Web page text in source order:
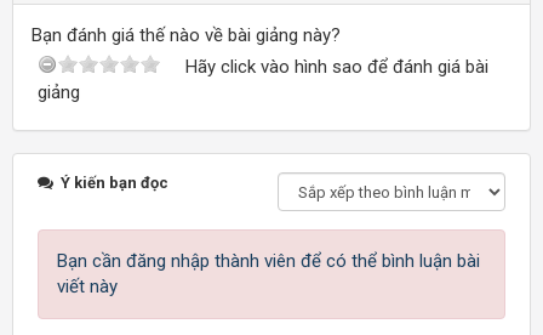
Bạn đánh giá thế nào về bài giảng này?
Hãy click vào hình sao để đánh giá bài
giảng
Ý kiến bạn đọc
Bạn cần đăng nhập thành viên để có thể bình luận bài
viết này